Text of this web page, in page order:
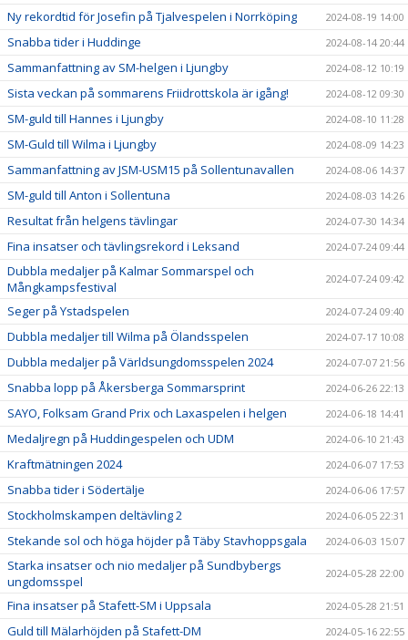
Ny rekordtid för Josefin på Tjalvespelen i Norrköping 2024-08-19 14:00
Snabba tider i Huddinge 2024-08-14 20:44
Sammanfattning av SM-helgen i Ljungby 2024-08-12 10:19
Sista veckan på sommarens Friidrottskola är igång! 2024-08-12 09:30
SM-guld till Hannes i Ljungby 2024-08-10 11:28
SM-Guld till Wilma i Ljungby 2024-08-09 14:23
Sammanfattning av JSM-USM15 på Sollentunavallen 2024-08-06 14:37
SM-guld till Anton i Sollentuna 2024-08-03 14:26
Resultat från helgens tävlingar 2024-07-30 14:34
Fina insatser och tävlingsrekord i Leksand 2024-07-24 09:44
Dubbla medaljer på Kalmar Sommarspel och
Mångkampsfestival
2024-07-24 09:42
Seger på Ystadspelen 2024-07-24 09:40
Dubbla medaljer till Wilma på Ölandsspelen 2024-07-17 10:08
Dubbla medaljer på Världsungdomsspelen 2024 2024-07-07 21:56
Snabba lopp på Åkersberga Sommarsprint 2024-06-26 22:13
SAYO, Folksam Grand Prix och Laxaspelen i helgen 2024-06-18 14:41
Medaljregn på Huddingespelen och UDM 2024-06-10 21:43
Kraftmätningen 2024 2024-06-07 17:53
Snabba tider i Södertälje 2024-06-06 17:57
Stockholmskampen deltävling 2 2024-06-05 22:31
Stekande sol och höga höjder på Täby Stavhoppsgala 2024-06-03 15:07
Starka insatser och nio medaljer på Sundbybergs
ungdomsspel
2024-05-28 22:00
Fina insatser på Stafett-SM i Uppsala 2024-05-28 21:51
Guld till Mälarhöjden på Stafett-DM 2024-05-16 22:55